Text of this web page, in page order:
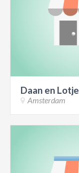
Daan en Lotje
Amsterdam